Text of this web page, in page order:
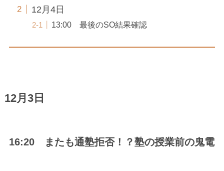
12月4日
13:00 最後のSO結果確認
12月3日
16:20 またも通塾拒否！？塾の授業前の鬼電